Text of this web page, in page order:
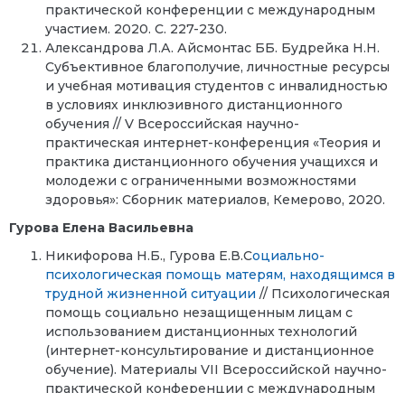
практической конференции с международным
участием. 2020. С. 227-230.
Александрова Л.А. Айсмонтас ББ. Будрейка Н.Н.
Субъективное благополучие, личностные ресурсы
и учебная мотивация студентов с инвалидностью
в условиях инклюзивного дистанционного
обучения // V Всероссийская научно-
практическая интернет-конференция «Теория и
практика дистанционного обучения учащихся и
молодежи с ограниченными возможностями
здоровья»: Сборник материалов, Кемерово, 2020.
Гурова Елена Васильевна
Никифорова Н.Б., Гурова Е.В.Социально-
психологическая помощь матерям, находящимся в
трудной жизненной ситуации // Психологическая
помощь социально незащищенным лицам с
использованием дистанционных технологий
(интернет-консультирование и дистанционное
обучение). Материалы VII Всероссийской научно-
практической конференции с международным